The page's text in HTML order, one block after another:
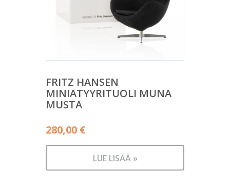
FRITZ HANSEN
MINIATYYRITUOLI MUNA
MUSTA
280,00 €
LUE LISÄÄ »